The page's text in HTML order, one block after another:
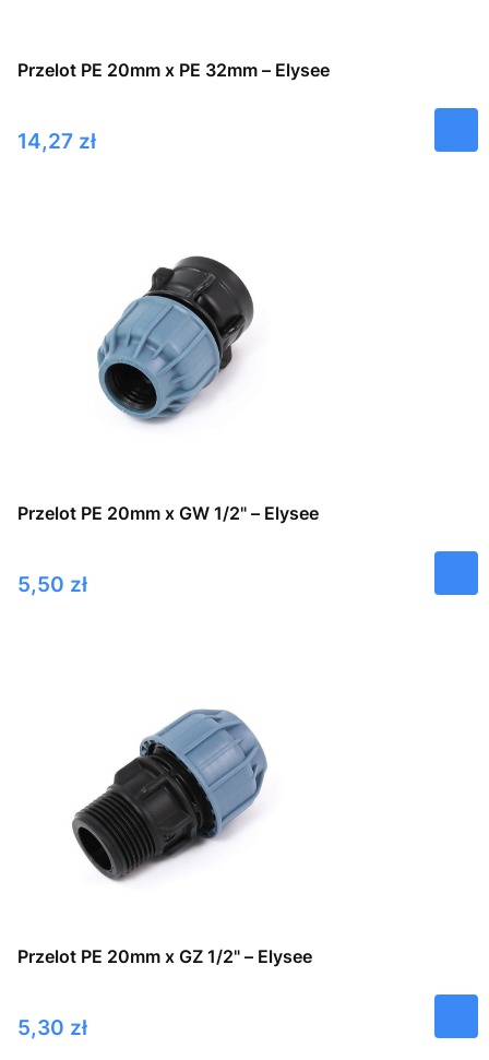
Przelot PE 20mm x PE 32mm – Elysee
Cena
14,27 zł
Przelot PE 20mm x GW 1/2" – Elysee
Cena
5,50 zł
Przelot PE 20mm x GZ 1/2" – Elysee
Cena
5,30 zł